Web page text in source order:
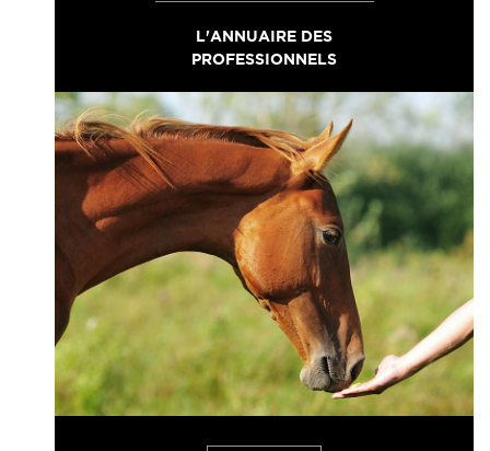
L'ANNUAIRE DES
PROFESSIONNELS